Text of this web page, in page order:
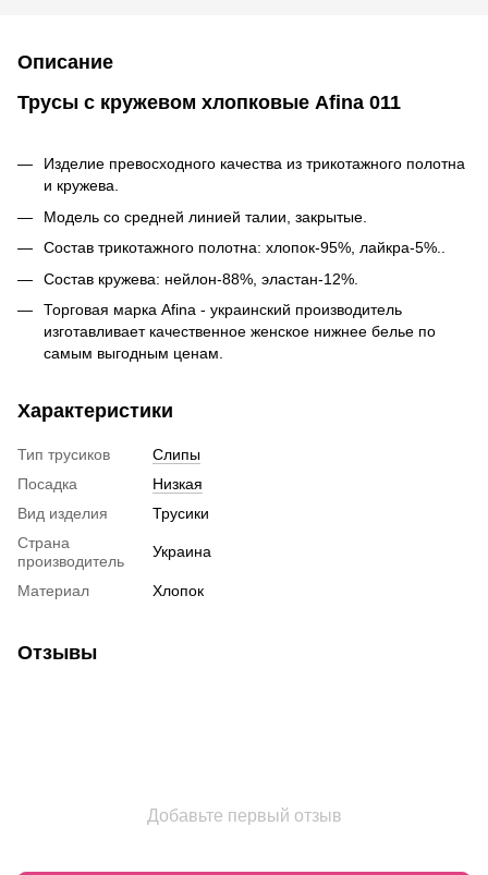
Описание
Трусы с кружевом хлопковые Afina 011
Изделие превосходного качества из трикотажного полотна
и кружева.
Модель со средней линией талии, закрытые.
Состав трикотажного полотна: хлопок-95%, лайкра-5%..
Состав кружева: нейлон-88%, эластан-12%.
Торговая марка Afina - украинский производитель
изготавливает качественное женское нижнее белье по
самым выгодным ценам.
Характеристики
Тип трусиков
Слипы
Посадка
Низкая
Вид изделия
Трусики
Страна
производитель
Украина
Материал Хлопок
Отзывы
Добавьте первый отзыв